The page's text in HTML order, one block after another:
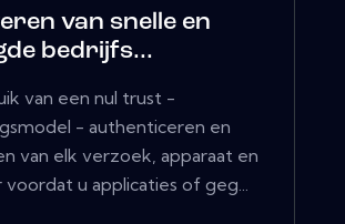
van snelle en
bedrijfs...
van een nul trust -
- authenticeren en
van elk verzoek, apparaat en
u applicaties of geg...